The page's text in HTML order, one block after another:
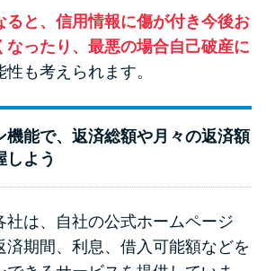
ると、信用情報に傷が付き今後お
なったり、最悪の場合自己破産に
性も考えられます。
機能で、返済総額や月々の返済額
しよう
社は、自社の公式ホームページ
済期間、利息、借入可能額などを